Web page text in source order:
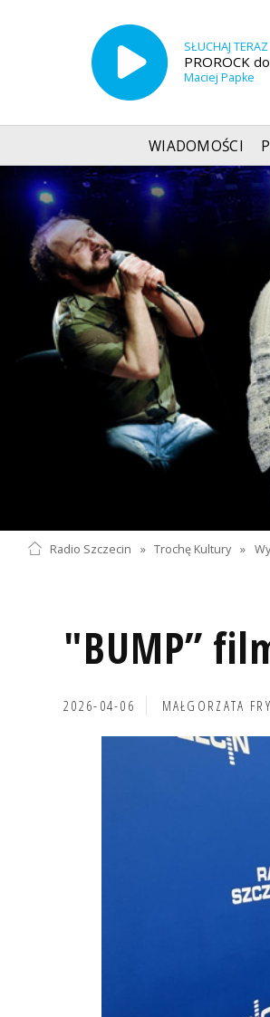
SŁUCHAJ TERAZ
PROROCK
Maciej Papke
WIADOMOŚCI
Radio Szczecin » Trochę Kultury »
"BUMP”
2026-04-06 MAŁGORZATA